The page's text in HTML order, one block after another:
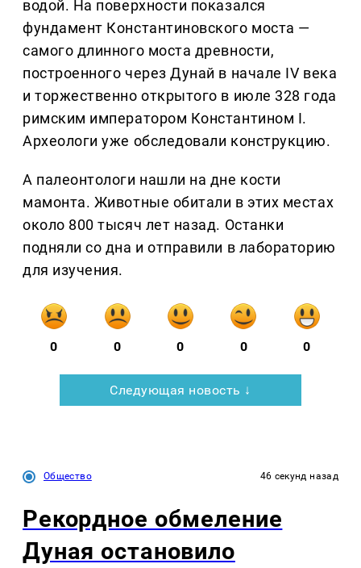
водой. На поверхности показался
фундамент Константиновского моста —
самого длинного моста древности,
построенного через Дунай в начале IV века
и торжественно открытого в июле 328 года
римским императором Константином I.
Археологи уже обследовали конструкцию.
А палеонтологи нашли на дне кости
мамонта. Животные обитали в этих местах
около 800 тысяч лет назад. Останки
подняли со дна и отправили в лабораторию
для изучения.
0 0 0 0 0
Следующая новость ↓
Общество 46 секунд назад
Рекордное обмеление
Дуная остановило